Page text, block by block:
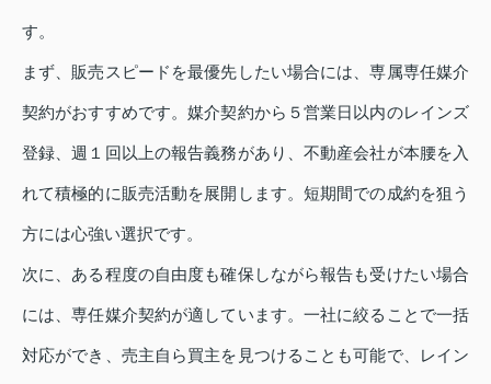
す。
まず、販売スピードを最優先したい場合には、専属専任媒介
契約がおすすめです。媒介契約から５営業日以内のレインズ
登録、週１回以上の報告義務があり、不動産会社が本腰を入
れて積極的に販売活動を展開します。短期間での成約を狙う
方には心強い選択です。
次に、ある程度の自由度も確保しながら報告も受けたい場合
には、専任媒介契約が適しています。一社に絞ることで一括
対応ができ、売主自ら買主を見つけることも可能で、レイン